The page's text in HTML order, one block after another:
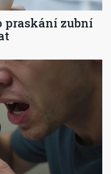
praskání zubní